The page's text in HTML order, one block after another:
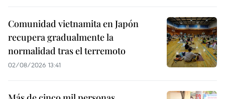
Comunidad vietnamita en Japón
recupera gradualmente la
normalidad tras el terremoto
02/08/2026 13:41